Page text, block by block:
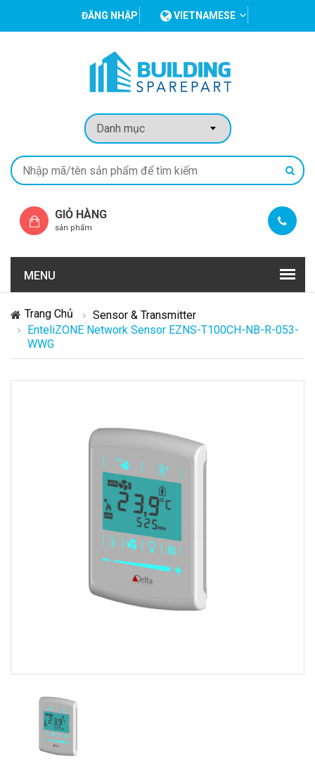
ĐĂNG NHẬP VIETNAMESE
GIỎ HÀNG
sản phẩm
MENU
Trang Chủ
Sensor & Transmitter
EnteliZONE Network Sensor EZNS-T100CH-NB-R-053-
WWG